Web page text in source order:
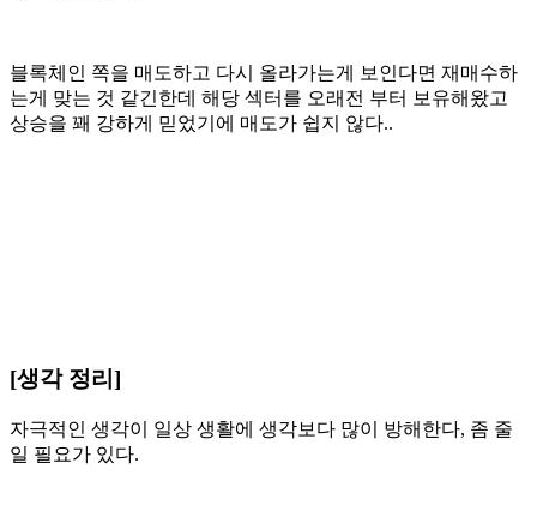
블록체인 쪽을 매도하고 다시 올라가는게 보인다면 재매수하
는게 맞는 것 같긴한데 해당 섹터를 오래전 부터 보유해왔고
상승을 꽤 강하게 믿었기에 매도가 쉽지 않다..
[생각 정리]
자극적인 생각이 일상 생활에 생각보다 많이 방해한다, 좀 줄
일 필요가 있다.